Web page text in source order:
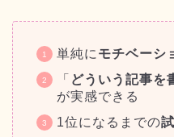
単純に モチベーシ
「 どういう記事を
が実感できる
1位になるまでの